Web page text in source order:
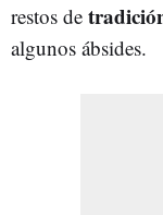
restos de
algunos ábsides.